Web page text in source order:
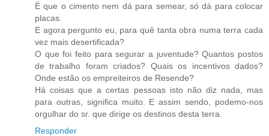
É que o cimento nem dá para semear, só dá para colocar
placas.
E agora pergunto eu, para quê tanta obra numa terra cada
vez mais desertificada?
O que foi feito para segurar a juventude? Quantos postos
de trabalho foram criados? Quais os incentivos dados?
Onde estão os empreiteiros de Resende?
Há coisas que a certas pessoas isto não diz nada, mas
para outras, significa muito. E assim sendo, podemo-nos
orgulhar do sr. que dirige os destinos desta terra.
Responder